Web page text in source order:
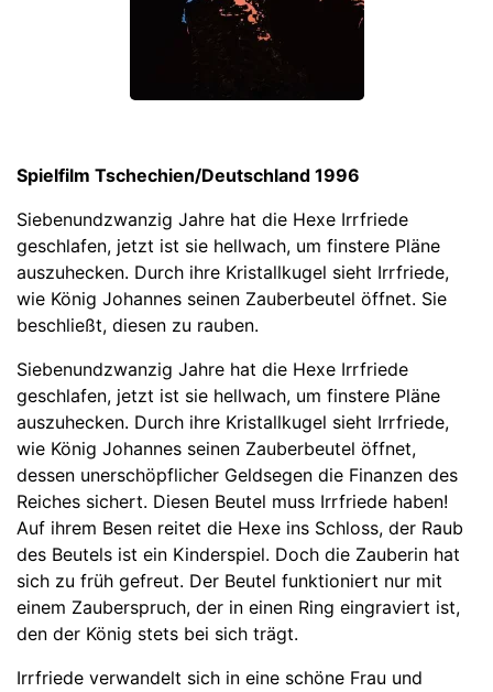
Spielfilm Tschechien/Deutschland 1996
Siebenundzwanzig Jahre hat die Hexe Irrfriede
geschlafen, jetzt ist sie hellwach, um finstere Pläne
auszuhecken. Durch ihre Kristallkugel sieht Irrfriede,
wie König Johannes seinen Zauberbeutel öffnet. Sie
beschließt, diesen zu rauben.
Siebenundzwanzig Jahre hat die Hexe Irrfriede
geschlafen, jetzt ist sie hellwach, um finstere Pläne
auszuhecken. Durch ihre Kristallkugel sieht Irrfriede,
wie König Johannes seinen Zauberbeutel öffnet,
dessen unerschöpflicher Geldsegen die Finanzen des
Reiches sichert. Diesen Beutel muss Irrfriede haben!
Auf ihrem Besen reitet die Hexe ins Schloss, der Raub
des Beutels ist ein Kinderspiel. Doch die Zauberin hat
sich zu früh gefreut. Der Beutel funktioniert nur mit
einem Zauberspruch, der in einen Ring eingraviert ist,
den der König stets bei sich trägt.
Irrfriede verwandelt sich in eine schöne Frau und